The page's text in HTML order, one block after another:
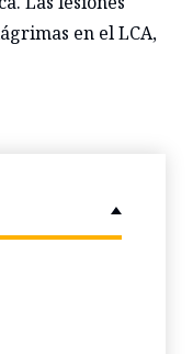
en el LCA,